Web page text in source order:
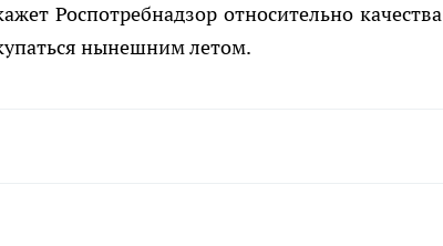
Роспотребнадзор относительно качества
нынешним летом.